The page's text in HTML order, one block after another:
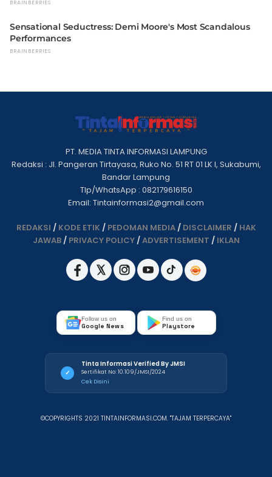
PT. MEDIA TINTA INFORMASI LAMPUNG
Redaksi : Jl. Pangeran Tirtayasa, Ruko No. 51 RT 01 LK I, Sukabumi,
Bandar Lampung
Tlp/WhatsApp : 082179616150
Email: Tintainformasi2@gmail.com
REDAKSI / KODE ETIK / PEDOMAN MEDIA/ DISCLAIMER / HAK
JAWAB/ PRIVACY POLICY/ADVERTISEMENT / IKLAN
Follow us on
Google News
Find us on
Playstore
✓
Tinta Informasi Verified By JMSI
Sertifikat No: 10.109/JMSI/2024
Cek Disini
©COPYRIGHTS 2021 TINTAINFORMASI.COM. "TAJAM TERPERCAYA"